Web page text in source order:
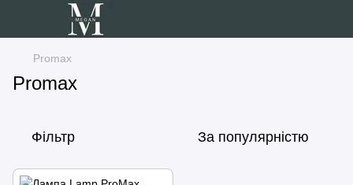
Promax
Promax
Фільтр За популярністю